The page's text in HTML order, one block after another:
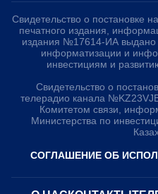
Свидетельство о постановке
печатного издания,
издания №17614-ИА выдано
информатизации и
инвестициям и
Свидетельство о
телерадио канала
Комитетом связи,
Министерства по
СОГЛАШЕНИЕ ОБ